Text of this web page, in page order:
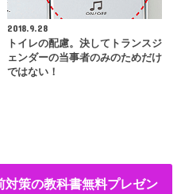
2018.9.28
トイレの配慮。決してトランスジ
ェンダーの当事者のみのためだけ
ではない！
対策の教科書無料プレゼン